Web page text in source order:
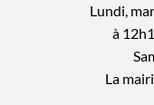
Lundi,
à
La